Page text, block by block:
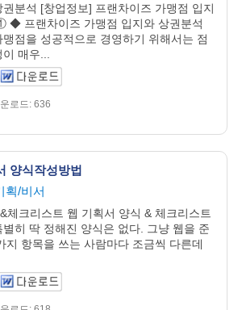
권분석 [창업정보] 프랜차이즈 가맹점 입지
◆ 프랜차이즈 가맹점 입지와 상권분석
맹점을 성공적으로 경영하기 위해서는 점
매우...
로드: 636
양식작성방법
획/비서
체크리스트 웹 기획서 양식 & 체크리스트
별히 딱 정해진 양식은 없다. 그냥 웹을 준
지 항목을 쓰는 사람마다 조금씩 다른데